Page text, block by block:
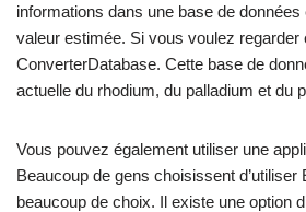
informations dans une base de
valeur estimée. Si vous voulez regarder
ConverterDatabase. Cette base de
actuelle du rhodium, du palladium et du
Vous pouvez également utiliser une
Beaucoup de gens choisissent
beaucoup de choix. Il existe une option